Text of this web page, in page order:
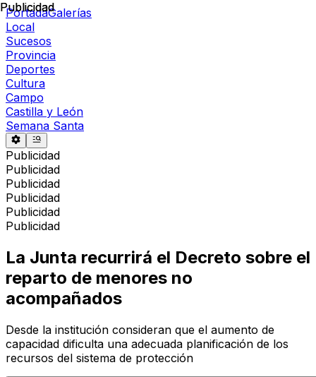
PortadaGalerías
Local
Sucesos
Provincia
Deportes
Cultura
Campo
Castilla y León
Semana Santa
Publicidad
Publicidad
Publicidad
Publicidad
Publicidad
Publicidad
Publicidad
La Junta recurrirá el Decreto sobre el
reparto de menores no
acompañados
Desde la institución consideran que el aumento de
capacidad dificulta una adecuada planificación de los
recursos del sistema de protección
Publicidad